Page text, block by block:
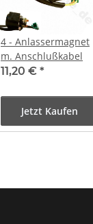
4 - Anlassermagnet
m. Anschlußkabel
11,20 € *
Jetzt Kaufen